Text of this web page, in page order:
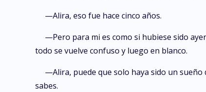
—Alira, eso fue hace cinco años.
—Pero para mi es como si hubiese sido
todo se vuelve confuso y luego en blanco.
—Alira, puede que solo haya sido un
sabes.